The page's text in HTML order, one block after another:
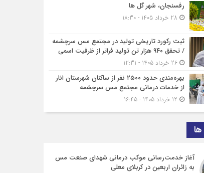
رفسنجان، شهر گل ها
ثبت رکورد تاریخی تولید در مجتمع مس سرچشمه
/ تحقق ۹۴۰ هزار تن تولید فراتر از ظرفیت اسمی
26 خرداد 1405 - 12:31
بهره‌مندی حدود ۲۵۰۰‌ نفر از ساکنان شهرستان انار
از خدمات درمانی مجتمع مس سرچشمه
آغاز خدمت‌رسانی موکب درمانی شهدای صنعت مس
به زائران اربعین در کربلای معلی